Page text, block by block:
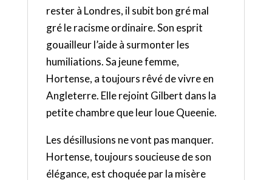
rester à Londres, il subit bon gré mal
gré le racisme ordinaire. Son esprit
gouailleur l’aide à surmonter les
humiliations. Sa jeune femme,
Hortense, a toujours rêvé de vivre en
Angleterre. Elle rejoint Gilbert dans la
petite chambre que leur loue Queenie.
Les désillusions ne vont pas manquer.
Hortense, toujours soucieuse de son
élégance, est choquée par la misère